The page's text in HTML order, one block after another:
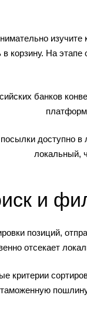
изучите
корзину. На
банков
доступно в
локальный,
и
позиций,
отсекает
критерии